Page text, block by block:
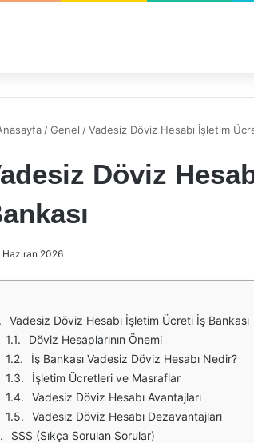
/Genel /Vadesiz Döviz Hesabı İşletim
Döviz
Haziran 2026
Vadesiz Döviz Hesabı İşletim Ücreti İş Bankası
Döviz Hesaplarının Önemi
İş Bankası Vadesiz Döviz Hesabı Nedir?
İşletim Ücretleri ve Masraflar
Vadesiz Döviz Hesabı Avantajları
Vadesiz Döviz Hesabı Dezavantajları
SSS (Sıkça Sorulan Sorular)